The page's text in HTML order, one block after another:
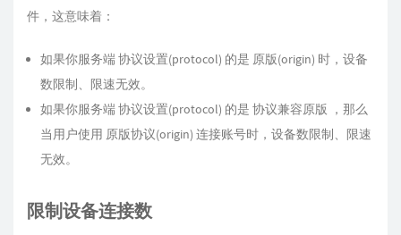
件，这意味着：
如果你服务端 协议设置(protocol) 的是 原版(origin) 时，设备
数限制、限速无效。
如果你服务端 协议设置(protocol) 的是 协议兼容原版 ，那么
当用户使用 原版协议(origin) 连接账号时，设备数限制、限速
无效。
限制设备连接数